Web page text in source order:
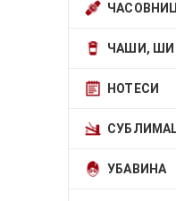
ЧАШИ,
НОТЕСИ
УБАВИНА